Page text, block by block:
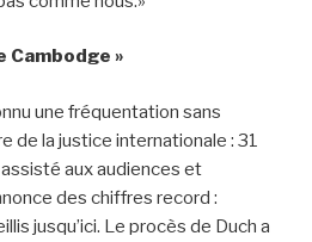
Cambodge »
une fréquentation sans
de la justice internationale : 31
aux audiences et
des chiffres record :
jusqu’ici. Le procès de Duch a